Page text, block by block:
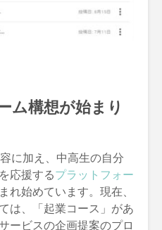
ム構想が始まり
に加え、中高生の自分
応援するプラットフォー
れ始めています。現在、
は、「起業コース」があ
ービスの企画提案のプロ